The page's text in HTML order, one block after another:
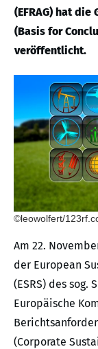
(EFRAG) hat
(Basis for
veröffentlicht.
©leowolfert/
Am 22.
der European
(ESRS) des sog.
Europäische
(Corporate